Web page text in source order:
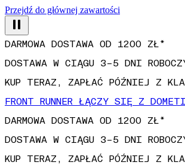
Przejdź do głównej zawartości
DARMOWA DOSTAWA OD 1200 ZŁ*
DOSTAWA W CIĄGU 3–5 DNI
KUP TERAZ, ZAPŁAĆ PÓŹNIEJ Z
FRONT RUNNER ŁĄCZY SIĘ Z
DARMOWA DOSTAWA OD 1200 ZŁ*
DOSTAWA W CIĄGU 3–5 DNI
KUP TERAZ, ZAPŁAĆ PÓŹNIEJ Z